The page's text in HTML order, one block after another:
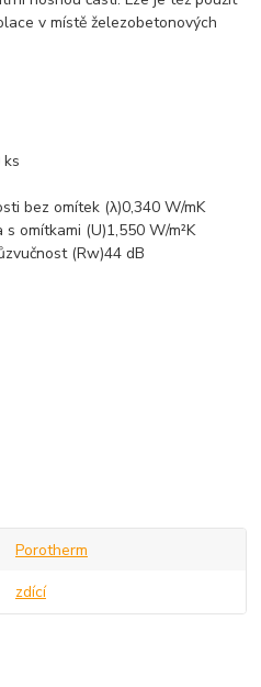
v místě železobetonových
ks
bez omítek (λ)0,340 W/mK
omítkami (U)1,550 W/m²K
(Rw)44 dB
Porotherm
zdící